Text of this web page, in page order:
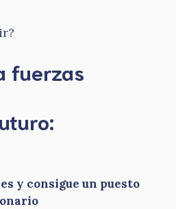
fuerzas
y consigue un puesto